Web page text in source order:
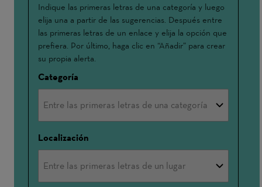
Me
interesa:
Indique las primeras letras de una categoría y luego
elija una a partir de las sugerencias. Después entre
las primeras letras de un enlace y elija la opción que
prefiera. Por último, haga clic en “Añadir” para crear
su propia alerta.
Categoría
Localización